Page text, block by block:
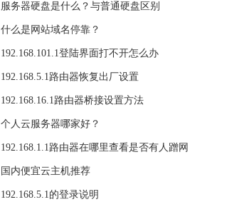
服务器硬盘是什么？与普通硬盘区别
什么是网站域名停靠？
192.168.101.1登陆界面打不开怎么办
192.168.5.1路由器恢复出厂设置
192.168.16.1路由器桥接设置方法
个人云服务器哪家好？
192.168.1.1路由器在哪里查看是否有人蹭网
国内便宜云主机推荐
192.168.5.1的登录说明